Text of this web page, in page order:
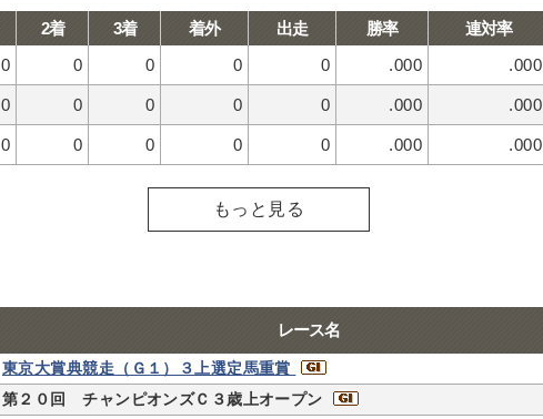
2着 3着 着外 出走 勝率 連対率
0 0 0 0 0 .000 .000
0 0 0 0 0 .000 .000
0 0 0 0 0 .000 .000
もっと見る
レース名
東京大賞典競走（Ｇ１）３上選定馬重賞
第２０回 チャンピオンズＣ３歳上オープン